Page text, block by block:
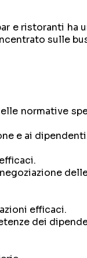
e ristoranti ha
sulle
normative
e ai
efficaci.
dei